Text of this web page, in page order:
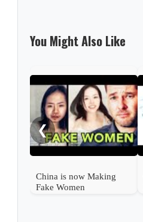
You Might Also Like
❮
China is now Making
Fake Women